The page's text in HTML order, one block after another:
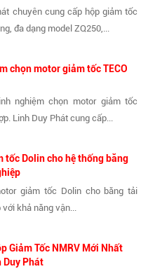
chuyên cung cấp hộp giảm tốc
đa dạng model ZQ250,...
chọn motor giảm tốc TECO
nghiệm chọn motor giảm tốc
Linh Duy Phát cung cấp...
tốc Dolin cho hệ thống băng
giảm tốc Dolin cho băng tải
với khả năng vận...
Giảm Tốc NMRV Mới Nhất
Duy Phát